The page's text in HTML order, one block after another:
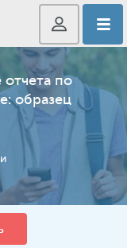
по
образец